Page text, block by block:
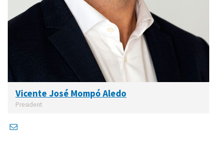
Vicente José Mompó Aledo
President